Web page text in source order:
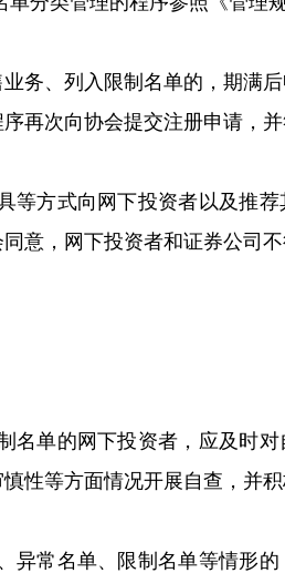
务、列入限制名单的，期满
再次向协会提交注册申请，并
等方式向网下投资者以及推
意，网下投资者和证券公司
名单的网下投资者，应及时
性等方面情况开展自查，并积
异常名单、限制名单等情形